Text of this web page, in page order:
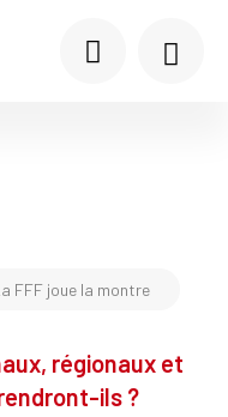
FFF joue la montre
régionaux et
ils ?